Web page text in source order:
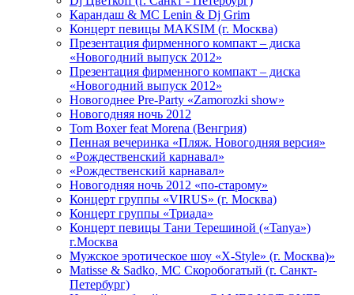
Карандаш & МС Lenin & Dj Grim
Концерт певицы МАКSIМ (г. Москва)
Презентация фирменного компакт – диска
«Новогодний выпуск 2012»
Презентация фирменного компакт – диска
«Новогодний выпуск 2012»
Новогоднее Pre-Party «Zamorozki show»
Новогодняя ночь 2012
Tom Boxer feat Morena (Венгрия)
Пенная вечеринка «Пляж. Новогодняя версия»
«Рождественский карнавал»
«Рождественский карнавал»
Новогодняя ночь 2012 «по-старому»
Концерт группы «VIRUS» (г. Москва)
Концерт группы «Триада»
Концерт певицы Тани Терешиной («Tanya»)
г.Москва
Мужское эротическое шоу «X-Style» (г. Москва)»
Matissе & Sadko, MC Скоробогатый (г. Санкт-
Петербург)